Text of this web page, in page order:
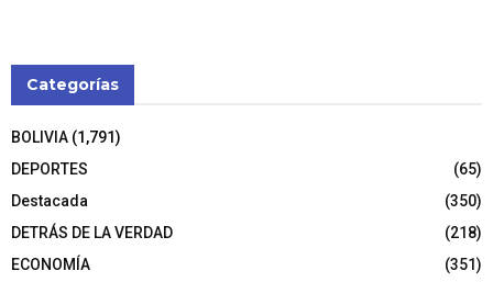
Categorías
BOLIVIA (1,791)
DEPORTES
(65)
Destacada
(350)
DETRÁS DE LA VERDAD
(218)
ECONOMÍA
(351)